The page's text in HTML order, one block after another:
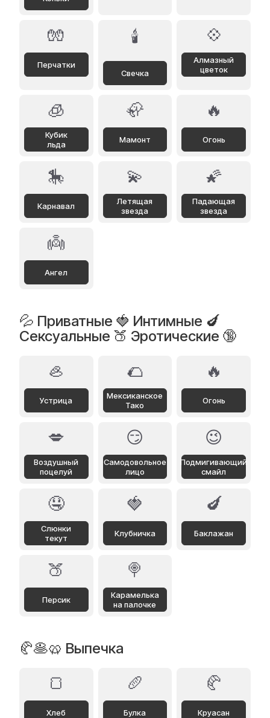
🧤
Перчатки
🕯️
Свечка
💠
Алмазный
цветок
🧊
Кубик
льда
🦣
Мамонт
🔥
Огонь
🎠
Карнавал
💫
Летящая
звезда
🌠
Падающая
звезда
👼
Ангел
💦 Приватные 🍓 Интимные 🍆
Сексуальные 🍑 Эротические 🔞
🦪
Устрица
🌮
Мексиканское
Тако
🔥
Огонь
💋
Воздушный
поцелуй
😏
Самодовольное
лицо
😉
Подмигивающий
смайл
🤤
Слюнки
текут
🍓
Клубничка
🍆
Баклажан
🍑
Персик
🍭
Карамелька
на палочке
🥐🥞🥨 Выпечка
🍞
Хлеб
🥖
Булка
🥐
Круасан